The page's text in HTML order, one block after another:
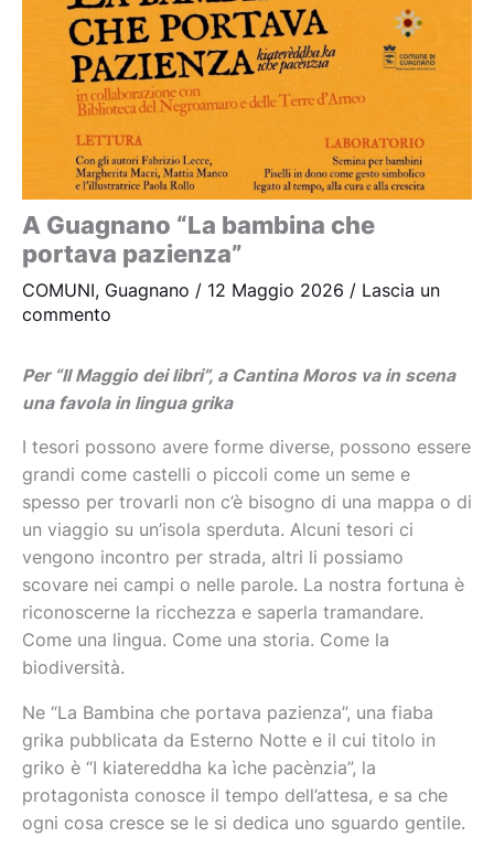
A Guagnano “La bambina che
portava pazienza”
COMUNI, Guagnano / 12 Maggio 2026 / Lascia un
commento
Per “Il Maggio dei libri”, a Cantina Moros va in scena
una favola in lingua grika
I tesori possono avere forme diverse, possono essere
grandi come castelli o piccoli come un seme e
spesso per trovarli non c’è bisogno di una mappa o di
un viaggio su un’isola sperduta. Alcuni tesori ci
vengono incontro per strada, altri li possiamo
scovare nei campi o nelle parole. La nostra fortuna è
riconoscerne la ricchezza e saperla tramandare.
Come una lingua. Come una storia. Come la
biodiversità.
Ne “La Bambina che portava pazienza”, una fiaba
grika pubblicata da Esterno Notte e il cui titolo in
griko è “I kiatereddha ka ìche pacènzia”, la
protagonista conosce il tempo dell’attesa, e sa che
ogni cosa cresce se le si dedica uno sguardo gentile.